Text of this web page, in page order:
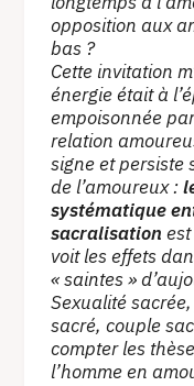
opposition aux
bas ?
Cette invitation
énergie était à
empoisonnée
relation
signe et persiste
de l’amoureux :
systématique
sacralisation
voit les effets
« saintes »
Sexualité
sacré, couple
compter les
l’homme en